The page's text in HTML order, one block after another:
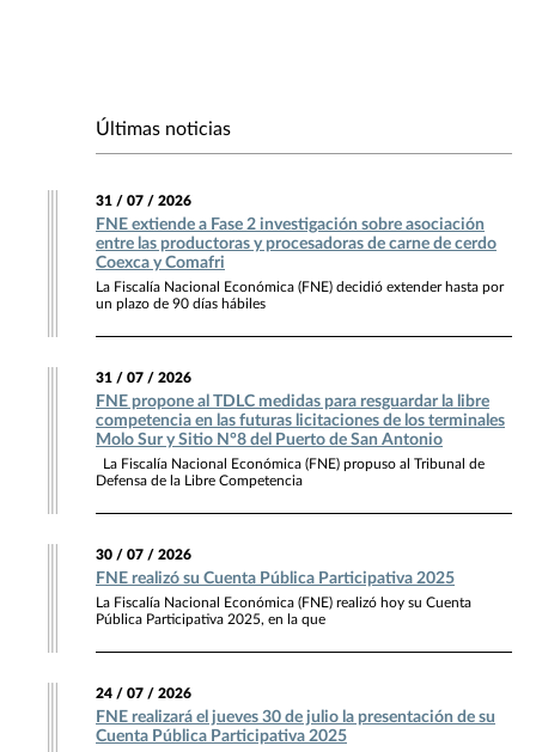
Últimas noticias
31 / 07 / 2026
FNE extiende a Fase 2 investigación sobre asociación
entre las productoras y procesadoras de carne de cerdo
Coexca y Comafri
La Fiscalía Nacional Económica (FNE) decidió extender hasta por
un plazo de 90 días hábiles
31 / 07 / 2026
FNE propone al TDLC medidas para resguardar la libre
competencia en las futuras licitaciones de los terminales
Molo Sur y Sitio N°8 del Puerto de San Antonio
La Fiscalía Nacional Económica (FNE) propuso al Tribunal de
Defensa de la Libre Competencia
30 / 07 / 2026
FNE realizó su Cuenta Pública Participativa 2025
La Fiscalía Nacional Económica (FNE) realizó hoy su Cuenta
Pública Participativa 2025, en la que
24 / 07 / 2026
FNE realizará el jueves 30 de julio la presentación de su
Cuenta Pública Participativa 2025